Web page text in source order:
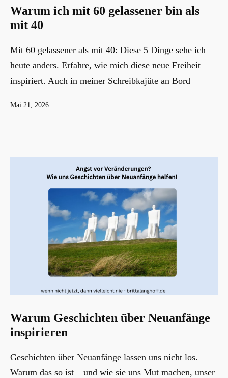
Warum ich mit 60 gelassener bin als
mit 40
Mit 60 gelassener als mit 40: Diese 5 Dinge sehe ich
heute anders. Erfahre, wie mich diese neue Freiheit
inspiriert. Auch in meiner Schreibkajüte an Bord
Veröffentlicht
Mai 21, 2026
Warum Geschichten über Neuanfänge
inspirieren
Geschichten über Neuanfänge lassen uns nicht los.
Warum das so ist – und wie sie uns Mut machen, unser